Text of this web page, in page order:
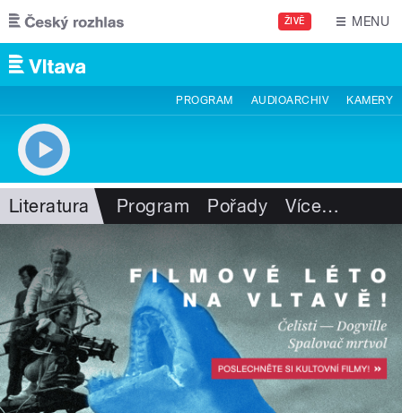
Přejít k hlavnímu obsahu
ŽIVĚ MENU
PROGRAM AUDIOARCHIV KAMERY
Literatura Program Pořady Více…